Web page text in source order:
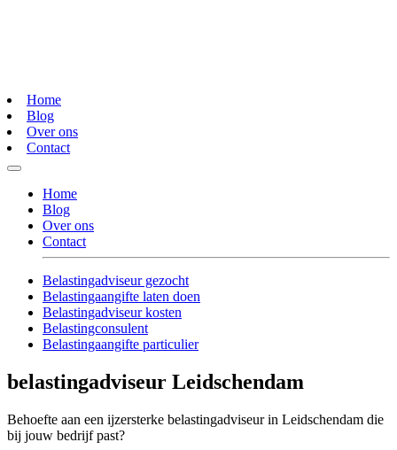
Home
Blog
Over ons
Contact
Home
Blog
Over ons
Contact
Belastingadviseur gezocht
Belastingaangifte laten doen
Belastingadviseur kosten
Belastingconsulent
Belastingaangifte particulier
belastingadviseur Leidschendam
Behoefte aan een ijzersterke belastingadviseur in Leidschendam die
bij jouw bedrijf past?